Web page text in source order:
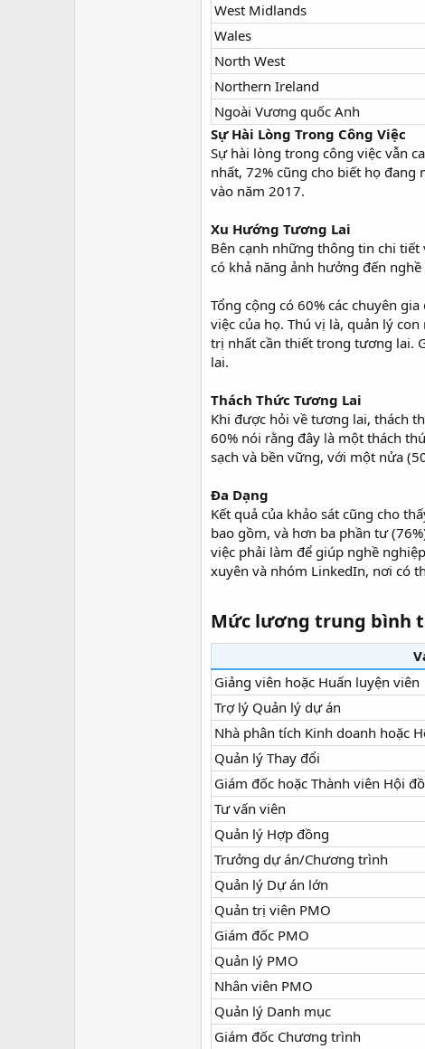
West Midlands
Wales
North West
Northern Ireland
Ngoài Vương quốc Anh
Sự Hài Lòng Trong Công Việc
Sự hài lòng trong công việc vẫn
nhất, 72% cũng cho biết họ
vào năm 2017.
Xu Hướng Tương Lai
Bên cạnh những thông tin chi
có khả năng ảnh hưởng đến
Tổng cộng có 60% các chuyên
việc của họ. Thú vị là, quản lý
trị nhất cần thiết trong tương lai.
lai.
Thách Thức Tương Lai
Khi được hỏi về tương lai, thách
60% nói rằng đây là một thách
sạch và bền vững, với một nửa
Đa Dạng
Kết quả của khảo sát cũng cho
bao gồm, và hơn ba phần tư
việc phải làm để giúp nghề
xuyên và nhóm LinkedIn, nơi có
Mức lương trung bình
Giảng viên hoặc Huấn luyện viên
Trợ lý Quản lý dự án
Nhà phân tích Kinh doanh hoặc
Quản lý Thay đổi
Giám đốc hoặc Thành viên Hội
Tư vấn viên
Quản lý Hợp đồng
Trưởng dự án/Chương trình
Quản lý Dự án lớn
Quản trị viên PMO
Giám đốc PMO
Quản lý PMO
Nhân viên PMO
Quản lý Danh mục
Giám đốc Chương trình